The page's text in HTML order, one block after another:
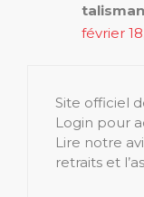
février
Site officiel
Login pour
Lire notre
retraits et